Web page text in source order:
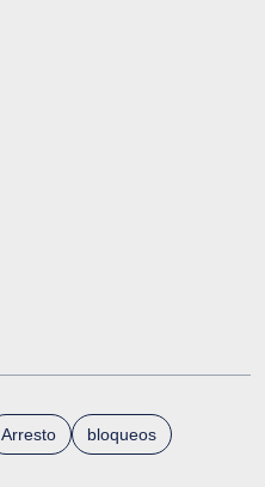
Arresto bloqueos